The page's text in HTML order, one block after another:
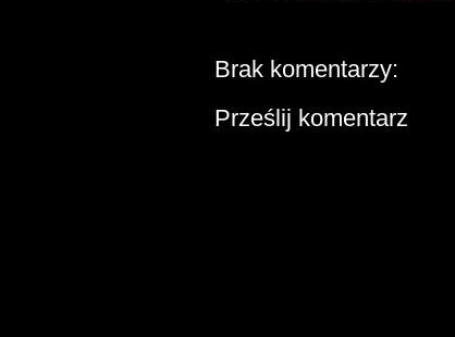
Brak komentarzy:
Prześlij komentarz